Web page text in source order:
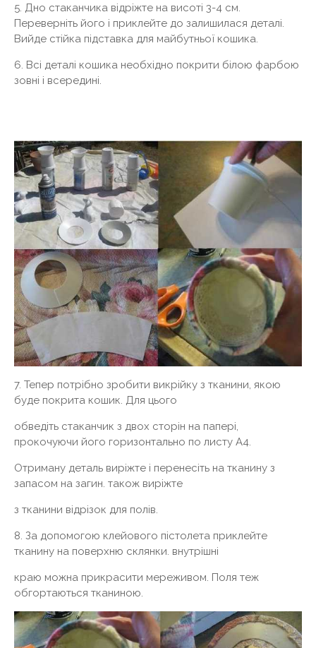
5. Дно стаканчика відріжте на висоті 3-4 см.
Переверніть його і приклейте до залишилася деталі.
Вийде стійка підставка для майбутньої кошика.
6. Всі деталі кошика необхідно покрити білою фарбою
зовні і всередині.
7. Тепер потрібно зробити викрійку з тканини, якою
буде покрита кошик. Для цього
обведіть стаканчик з двох сторін на папері,
прокочуючи його горизонтально по листу А4.
Отриману деталь виріжте і перенесіть на тканину з
запасом на загин. також виріжте
з тканини відрізок для полів.
8. За допомогою клейового пістолета приклейте
тканину на поверхню склянки. внутрішні
краю можна прикрасити мереживом. Поля теж
обгортаються тканиною.